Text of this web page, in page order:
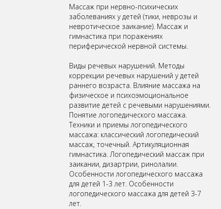
Массаж при нервно-психических
заболеваниях у детей (тики, неврозы и
невротическое заикание). Массаж и
гимнастика при поражениях
периферической нервной системы.
Виды речевых нарушений. Методы
коррекции речевых нарушений у детей
раннего возраста. Влияние массажа на
физическое и психоэмоциональное
развитие детей с речевыми нарушениями.
Понятие логопедического массажа.
Техники и приемы логопедического
массажа: классический логопедический
массаж, точечный. Артикуляционная
гимнастика. Логопедический массаж при
заикании, дизартрии, ринолалии.
Особенности логопедического массажа
для детей 1-3 лет. Особенности
логопедического массажа для детей 3-7
лет.